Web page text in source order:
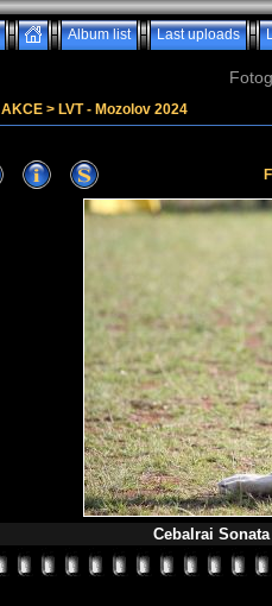
Album list Last uploads
AKCE > LVT - Mozolov 2024
Cebalrai